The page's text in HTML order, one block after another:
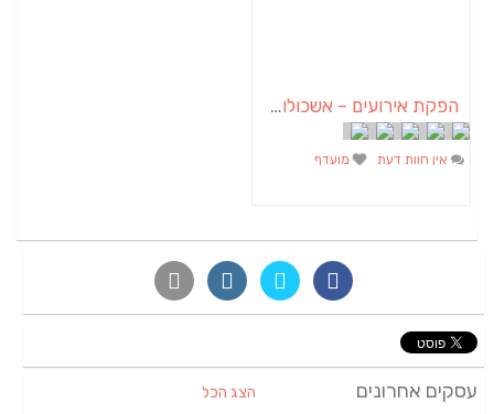
הפקת אירועים – אשכולות הוליסטי Care
אין חוות דעת מועדף
עסקים אחרונים הצג הכל